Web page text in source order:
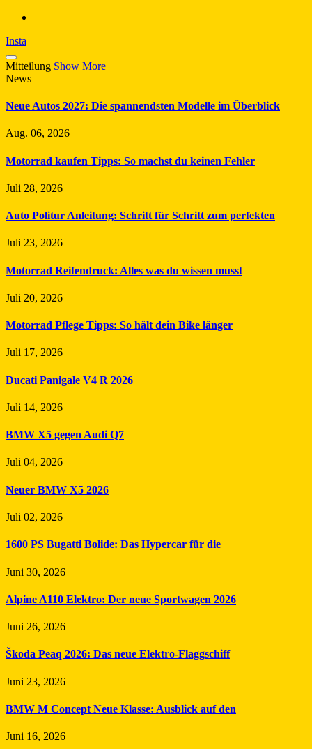
Insta
Mitteilung Show More
News
Neue Autos 2027: Die spannendsten Modelle im Überblick
Aug. 06, 2026
Motorrad kaufen Tipps: So machst du keinen Fehler
Juli 28, 2026
Auto Politur Anleitung: Schritt für Schritt zum perfekten
Juli 23, 2026
Motorrad Reifendruck: Alles was du wissen musst
Juli 20, 2026
Motorrad Pflege Tipps: So hält dein Bike länger
Juli 17, 2026
Ducati Panigale V4 R 2026
Juli 14, 2026
BMW X5 gegen Audi Q7
Juli 04, 2026
Neuer BMW X5 2026
Juli 02, 2026
1600 PS Bugatti Bolide: Das Hypercar für die
Juni 30, 2026
Alpine A110 Elektro: Der neue Sportwagen 2026
Juni 26, 2026
Škoda Peaq 2026: Das neue Elektro-Flaggschiff
Juni 23, 2026
BMW M Concept Neue Klasse: Ausblick auf den
Juni 16, 2026